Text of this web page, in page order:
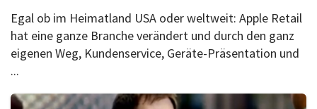
Egal ob im Heimatland USA oder weltweit: Apple Retail
hat eine ganze Branche verändert und durch den ganz
eigenen Weg, Kundenservice, Geräte-Präsentation und
...